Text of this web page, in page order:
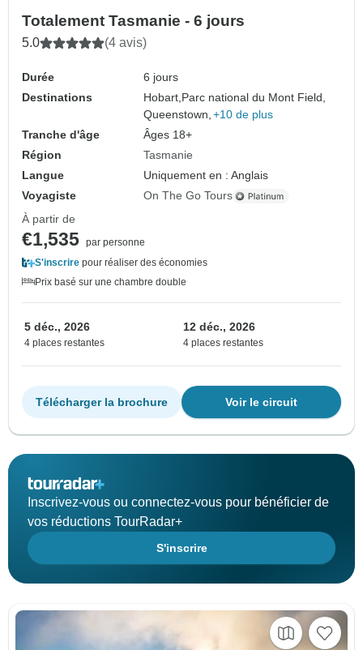
Totalement Tasmanie - 6 jours
5.0 (4 avis)
Durée
6 jours
Destinations
Hobart, Parc national du Mont Field,
Queenstown, +10 de plus
Tranche d'âge
Âges 18+
Région
Tasmanie
Langue
Uniquement en : Anglais
Voyagiste
On The Go Tours
À partir de
€1,535 par personne
S'inscrire pour réaliser des économies
Prix basé sur une chambre double
5 déc., 2026
4 places restantes
12 déc., 2026
4 places restantes
Voir le circuit
Télécharger la brochure
Inscrivez-vous ou connectez-vous pour bénéficier de
vos réductions TourRadar+
S'inscrire